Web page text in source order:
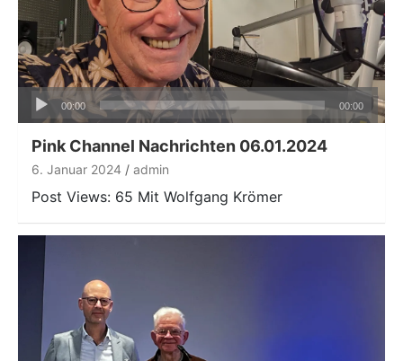
Audio-
Player
00:00 00:00
Pink Channel Nachrichten 06.01.2024
6. Januar 2024 admin
Post Views: 65 Mit Wolfgang Krömer